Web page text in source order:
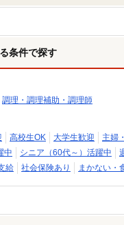
条件で探す
調理・調理補助・調理師
高校生OK 大学生歓迎 主婦
中
シニア（60代～）活躍中
給 社会保険あり まかない・